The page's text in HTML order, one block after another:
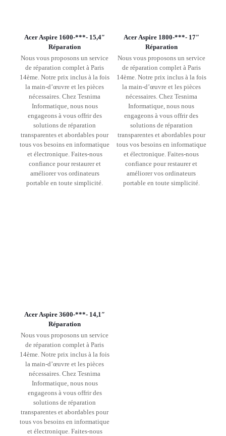
Acer Aspire 1600-***- 15,4″
Réparation
Nous vous proposons un service
de réparation complet à Paris
14ème. Notre prix inclus à la fois
la main-d’œuvre et les pièces
nécessaires. Chez Tesnima
Informatique, nous nous
engageons à vous offrir des
solutions de réparation
transparentes et abordables pour
tous vos besoins en informatique
et électronique. Faites-nous
confiance pour restaurer et
améliorer vos ordinateurs
portable en toute simplicité.
Acer Aspire 1800-***- 17″
Réparation
Nous vous proposons un service
de réparation complet à Paris
14ème. Notre prix inclus à la fois
la main-d’œuvre et les pièces
nécessaires. Chez Tesnima
Informatique, nous nous
engageons à vous offrir des
solutions de réparation
transparentes et abordables pour
tous vos besoins en informatique
et électronique. Faites-nous
confiance pour restaurer et
améliorer vos ordinateurs
portable en toute simplicité.
Acer Aspire 3600-***- 14,1″
Réparation
Nous vous proposons un service
de réparation complet à Paris
14ème. Notre prix inclus à la fois
la main-d’œuvre et les pièces
nécessaires. Chez Tesnima
Informatique, nous nous
engageons à vous offrir des
solutions de réparation
transparentes et abordables pour
tous vos besoins en informatique
et électronique. Faites-nous